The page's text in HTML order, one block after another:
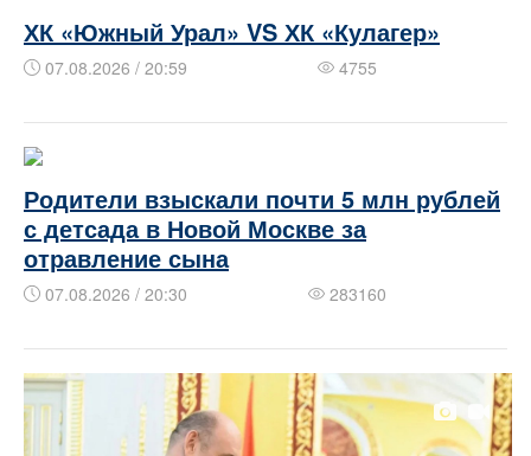
ХК «Южный Урал» VS ХК «Кулагер»
07.08.2026 / 20:59 4755
Родители взыскали почти 5 млн рублей
с детсада в Новой Москве за
отравление сына
07.08.2026 / 20:30 283160